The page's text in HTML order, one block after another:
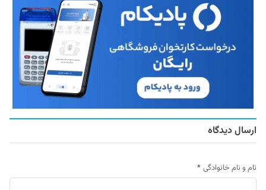
ارسال دیدگاه
نام و نام خانوادگی *